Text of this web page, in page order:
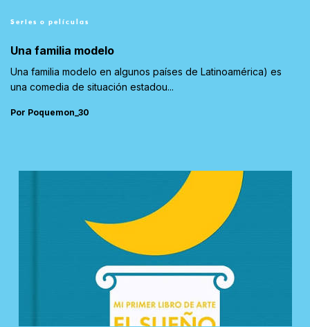
Series o películas
Una familia modelo
Una familia modelo en algunos países de Latinoamérica) es
una comedia de situación estadou...
Por Poquemon_30